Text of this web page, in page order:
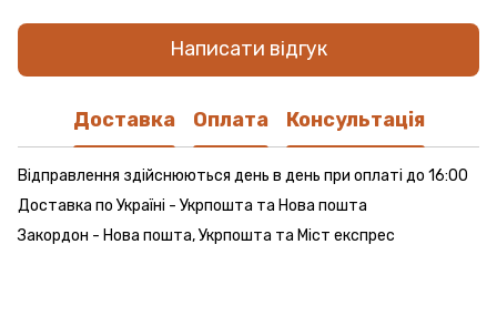
Написати відгук
Доставка Оплата Консультація
Відправлення здійснюються день в день при оплаті до 16:00
Доставка по Україні - Укрпошта та Нова пошта
Закордон - Нова пошта, Укрпошта та Міст експрес